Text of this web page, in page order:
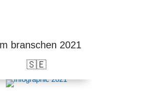
branschen 2021
🇸🇪